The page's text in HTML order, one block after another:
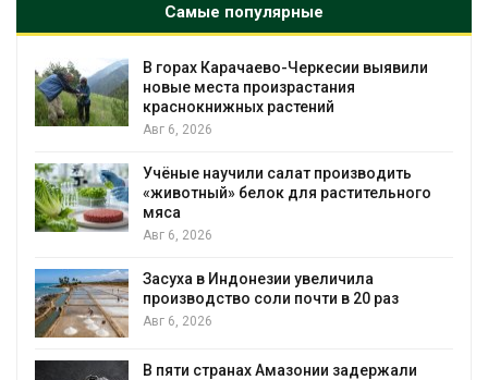
Самые популярные
выявили
раз
В Домодедове ликвидируют
последствия разлива химикатов
пожара на складе
Изменение климата меняет
бабочек по всему миру
установки солнечных панелей
бизнеса
Москвариум отметит 11-летие